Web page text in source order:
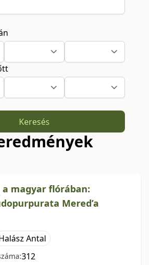
Keresés
magyar flórában:
Mered’a
Antal
312